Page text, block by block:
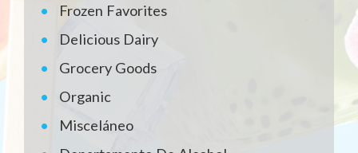
Frozen Favorites
Delicious Dairy
Grocery Goods
Organic
Misceláneo